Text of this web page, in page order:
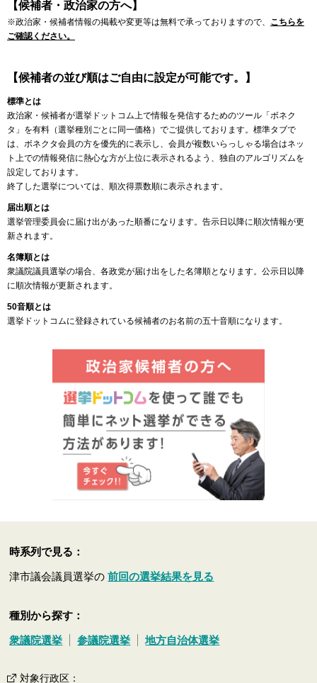
【候補者・政治家の方へ】
※政治家・候補者情報の掲載や変更等は無料で承っておりますので、 こちらを
ご確認ください。
【候補者の並び順はご自由に設定が可能です。】
標準とは
政治家・候補者が選挙ドットコム上で情報を発信するためのツール「ボネク
タ」を有料（選挙種別ごとに同一価格）でご提供しております。標準タブで
は、ボネクタ会員の方を優先的に表示し、会員が複数いらっしゃる場合はネッ
ト上での情報発信に熱心な方が上位に表示されるよう、独自のアルゴリズムを
設定しております。
終了した選挙については、順次得票数順に表示されます。
届出順とは
選挙管理委員会に届け出があった順番になります。告示日以降に順次情報が更
新されます。
名簿順とは
衆議院議員選挙の場合、各政党が届け出をした名簿順となります。公示日以降
に順次情報が更新されます。
50音順とは
選挙ドットコムに登録されている候補者のお名前の五十音順になります。
時系列で見る：
津市議会議員選挙の前回の選挙結果を見る
種別から探す：
衆議院選挙 参議院選挙 地方自治体選挙
対象行政区 ：